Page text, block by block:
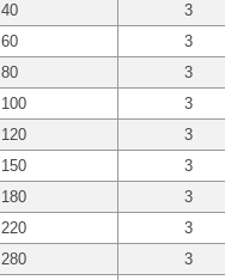
40 3
60 3
80 3
100 3
120 3
150 3
180 3
220 3
280 3